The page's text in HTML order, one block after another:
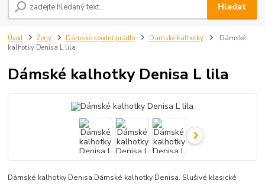
Hledat
Úvod Ženy Dámské spodní prádlo Dámské kalhotky
Dámské
kalhotky Denisa L lila
Dámské kalhotky Denisa L lila
Dámské kalhotky Denisa.Dámské kalhotky Denisa. Slušivé klasické